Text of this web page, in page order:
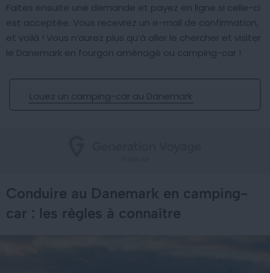
Faites ensuite une demande et payez en ligne si celle-ci
est acceptée. Vous recevrez un e-mail de confirmation,
et voilà ! Vous n’aurez plus qu’à aller le chercher et visiter
le Danemark en fourgon aménagé ou camping-car !
Louez un camping-car au Danemark
Conduire au Danemark en camping-
car : les règles à connaître